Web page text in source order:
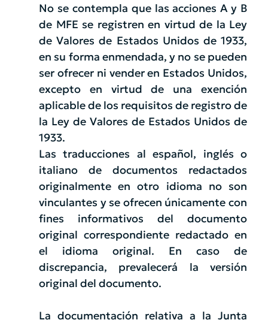
No se contempla que las acciones A y B
de MFE se registren en virtud de la Ley
de Valores de Estados Unidos de 1933,
en su forma enmendada, y no se pueden
ser ofrecer ni vender en Estados Unidos,
excepto en virtud de una exención
aplicable de los requisitos de registro de
la Ley de Valores de Estados Unidos de
1933.
Las traducciones al español, inglés o
italiano de documentos redactados
originalmente en otro idioma no son
vinculantes y se ofrecen únicamente con
fines informativos del documento
original correspondiente redactado en
el idioma original. En caso de
discrepancia, prevalecerá la versión
original del documento.
La documentación relativa a la Junta